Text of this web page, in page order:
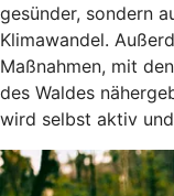
gesünder, sondern
Klimawandel.
Maßnahmen, mit
des Waldes
wird selbst aktiv